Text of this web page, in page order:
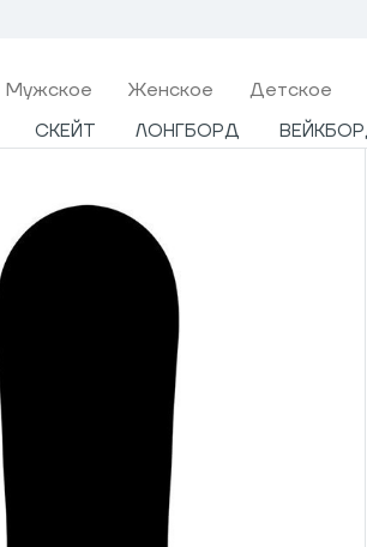
Мужcкое Женское Детское
СКЕЙТ ЛОНГБОРД